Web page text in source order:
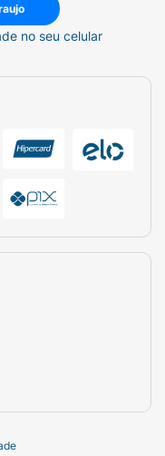
no seu celular